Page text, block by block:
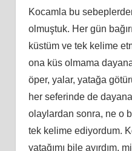
Kocamla bu
olmuştuk. Her gün
küstüm ve tek kelime
ona küs olmama
öper, yalar, yatağa
her seferinde de
olaylardan sonra, ne o
tek kelime ediyordum.
yatağımı bile ayırdım,